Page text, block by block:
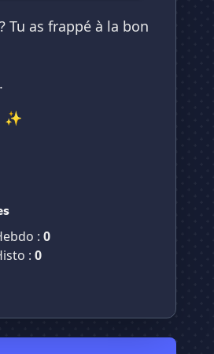
Tu as frappé à la bon
✨
:0
:0